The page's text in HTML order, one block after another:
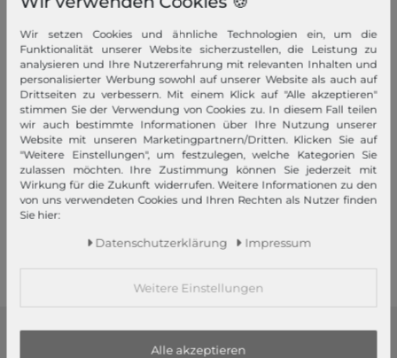
Mehr dazu!
Ihre Vorteile
Premiumversand, Große Auswahl, faire Preise, Freundlicher &
schneller Service
Mehr dazu!
Wir setzen Cookies und ähnliche Technologien ein, um die
Funktionalität unserer Website sicherzustellen, die Leistung zu
analysieren und Ihre Nutzererfahrung mit relevanten Inhalten und
personalisierter Werbung sowohl auf unserer Website als auch auf
Drittseiten zu verbessern. Mit einem Klick auf "Alle akzeptieren"
stimmen Sie der Verwendung von Cookies zu. In diesem Fall teilen
wir auch bestimmte Informationen über Ihre Nutzung unserer
Website mit unseren Marketingpartnern/Dritten. Klicken Sie auf
"Weitere Einstellungen", um festzulegen, welche Kategorien Sie
zulassen möchten. Ihre Zustimmung können Sie jederzeit mit
Wirkung für die Zukunft widerrufen. Weitere Informationen zu den
von uns verwendeten Cookies und Ihren Rechten als Nutzer finden
Sie hier:
Daten­schutz­erklärung Impressum
Weitere Einstellungen
Alle akzeptieren